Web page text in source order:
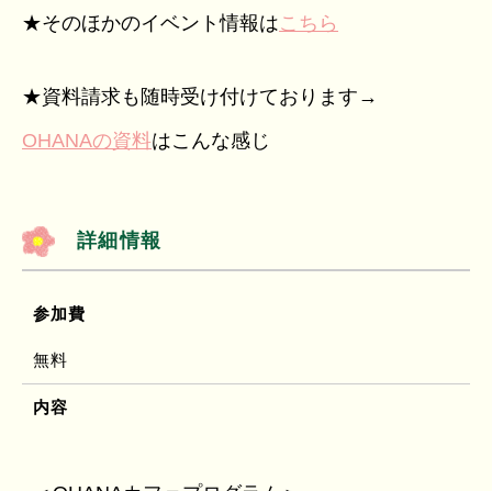
★そのほかのイベント情報はこちら
★資料請求も随時受け付けております→
OHANAの資料はこんな感じ
詳細情報
参加費
無料
内容